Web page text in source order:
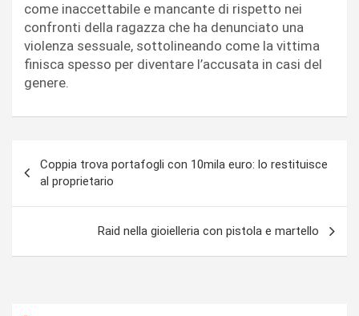
come inaccettabile e mancante di rispetto nei
confronti della ragazza che ha denunciato una
violenza sessuale, sottolineando come la vittima
finisca spesso per diventare l’accusata in casi del
genere.
articoli
Coppia trova portafogli con 10mila euro: lo restituisce
al proprietario
Raid nella gioielleria con pistola e martello